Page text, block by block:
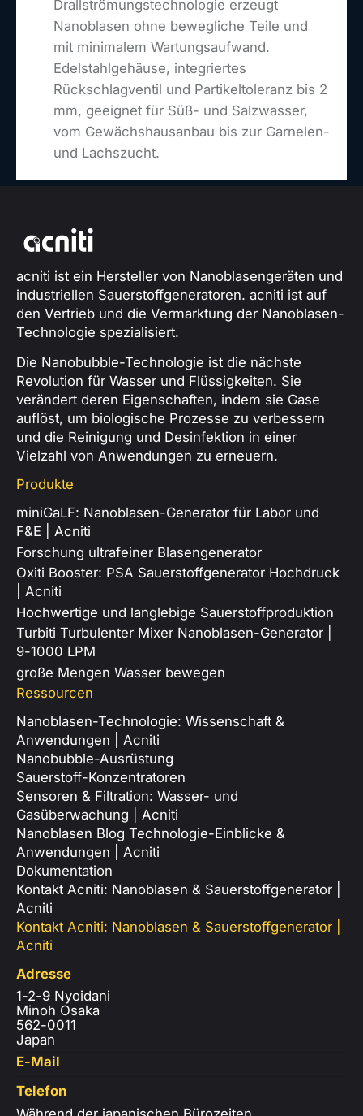
Drallströmungstechnologie erzeugt
Nanoblasen ohne bewegliche Teile und
mit minimalem Wartungsaufwand.
Edelstahlgehäuse, integriertes
Rückschlagventil und Partikeltoleranz bis 2
mm, geeignet für Süß- und Salzwasser,
vom Gewächshausanbau bis zur Garnelen-
und Lachszucht.
acniti ist ein Hersteller von Nanoblasengeräten und
industriellen Sauerstoffgeneratoren. acniti ist auf
den Vertrieb und die Vermarktung der Nanoblasen-
Technologie spezialisiert.
Die Nanobubble-Technologie ist die nächste
Revolution für Wasser und Flüssigkeiten. Sie
verändert deren Eigenschaften, indem sie Gase
auflöst, um biologische Prozesse zu verbessern
und die Reinigung und Desinfektion in einer
Vielzahl von Anwendungen zu erneuern.
Produkte
miniGaLF: Nanoblasen-Generator für Labor und
F&E | Acniti
Forschung ultrafeiner Blasengenerator
Oxiti Booster: PSA Sauerstoffgenerator Hochdruck
| Acniti
Hochwertige und langlebige Sauerstoffproduktion
Turbiti Turbulenter Mixer Nanoblasen-Generator |
9-1000 LPM
große Mengen Wasser bewegen
Ressourcen
Nanoblasen-Technologie: Wissenschaft &
Anwendungen | Acniti
Nanobubble-Ausrüstung
Sauerstoff-Konzentratoren
Sensoren & Filtration: Wasser- und
Gasüberwachung | Acniti
Nanoblasen Blog Technologie-Einblicke &
Anwendungen | Acniti
Dokumentation
Kontakt Acniti: Nanoblasen & Sauerstoffgenerator |
Acniti
Kontakt Acniti: Nanoblasen & Sauerstoffgenerator |
Acniti
Adresse
1-2-9 Nyoidani
Minoh Osaka
562-0011
Japan
E-Mail
Telefon